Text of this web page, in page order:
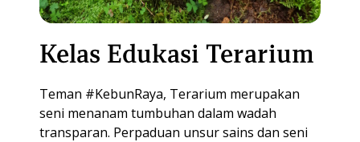
Kelas Edukasi Terarium
Teman #KebunRaya, Terarium merupakan
seni menanam tumbuhan dalam wadah
transparan. Perpaduan unsur sains dan seni